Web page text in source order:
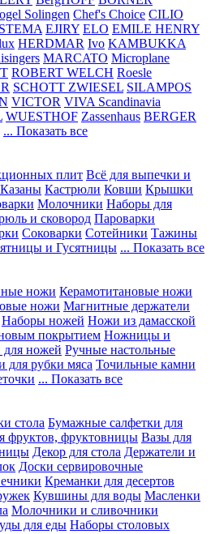
Solingen Chef's Choice CILIO
EJIRY ELO EMILE HENRY
HERDMAR Ivo KAMBUKKA
MARCATO Microplane
ROBERT WELCH Roesle
SCHOTT ZWIESEL SILAMPOS
VICTOR VIVA Scandinavia
WUESTHOF Zassenhaus BERGER
... Показать все
плит Всё для выпечки и
Казаны Кастрюли Ковши Крышки
Молочники Наборы для
и сковород Пароварки
Соковарки Сотейники Тажины
и Гусятницы ... Показать все
ножи Керамотитановые ножи
ножи Магнитные держатели
Наборы ножей Ножи из дамасской
покрытием Ножницы и
для ножей Ручные настольные
для рубки мяса Точильные камни
... Показать все
стола Бумажные салфетки для
фруктов, фруктовницы Вазы для
Декор для стола Держатели и
Доски сервировочные
Креманки для десертов
Кувшины для воды Масленки
Молочники и сливочники
для еды Наборы столовых